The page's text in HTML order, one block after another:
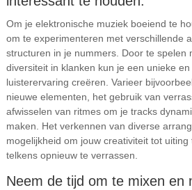
Om je elektronische muziek boeiend te
om te experimenteren met verschillende
structuren in je nummers. Door te spelen
diversiteit in klanken kun je een unieke
luisterervaring creëren. Varieer
nieuwe elementen, het gebruik van
afwisselen van ritmes om je tracks
maken. Het verkennen van diverse
mogelijkheid om jouw creativiteit tot
telkens opnieuw te verrassen.
Neem de tijd om te mixen en